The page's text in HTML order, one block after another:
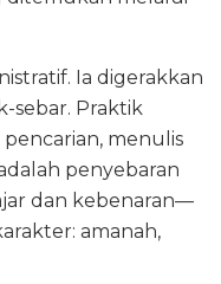
Ia digerakkan
sebar. Praktik
menulis
penyebaran
dan kebenaran—
amanah,